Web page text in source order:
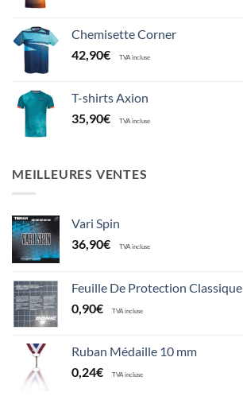
Chemisette Corner
42,90€ TVA incluse
T-shirts Axion
35,90€ TVA incluse
MEILLEURES VENTES
Vari Spin
36,90€ TVA incluse
Feuille De Protection Classique
0,90€ TVA incluse
Ruban Médaille 10 mm
0,24€ TVA incluse